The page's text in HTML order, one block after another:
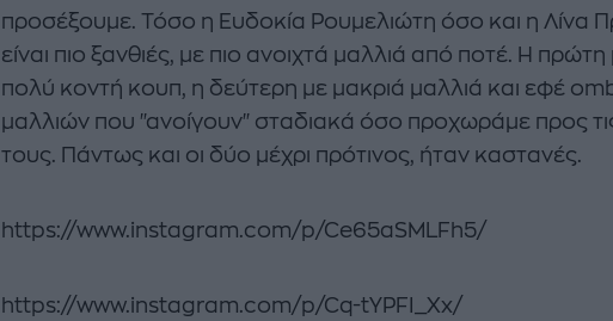
προσέξουμε. Τόσο η Ευδοκία Ρουμελιώτη όσο και η Λίνα
είναι πιο ξανθιές, με πιο ανοιχτά μαλλιά από ποτέ. Η πρώτη
πολύ κοντή κουπ, η δεύτερη με μακριά μαλλιά και εφέ
μαλλιών που "ανοίγουν" σταδιακά όσο προχωράμε προς
τους. Πάντως και οι δύο μέχρι πρότινος, ήταν καστανές.
https://www.instagram.com/p/Ce65aSMLFh5/
https://www.instagram.com/p/Cq-tYPFI_Xx/